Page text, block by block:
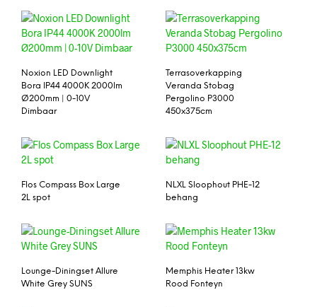
Noxion LED Downlight
Bora IP44 4000K 2000lm
Ø200mm | 0-10V
Dimbaar
Terrasoverkapping
Veranda Stobag
Pergolino P3000
450x375cm
Flos Compass Box Large
2L spot
NLXL Sloophout PHE-12
behang
Lounge-Diningset Allure
White Grey SUNS
Memphis Heater 13kw
Rood Fonteyn